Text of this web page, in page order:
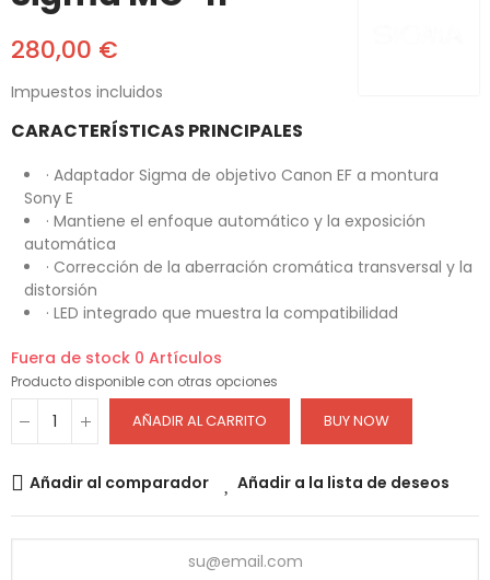
280,00 €
Impuestos incluidos
CARACTERÍSTICAS PRINCIPALES
· Adaptador Sigma de objetivo Canon EF a montura
Sony E
· Mantiene el enfoque automático y la exposición
automática
· Corrección de la aberración cromática transversal y la
distorsión
· LED integrado que muestra la compatibilidad
Fuera de stock 0 Artículos
Producto disponible con otras opciones
AÑADIR AL CARRITO BUY NOW
Añadir al comparador Añadir a la lista de deseos